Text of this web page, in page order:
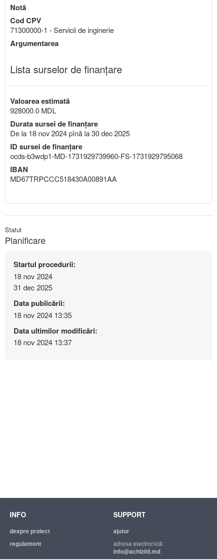
Notă
Cod CPV
71300000-1 - Servicii de inginerie
Argumentarea
Lista surselor de finanțare
Valoarea estimată
928000.0 MDL
Durata sursei de finanțare
De la 18 nov 2024 pînă la 30 dec 2025
ID sursei de finanțare
ocds-b3wdp1-MD-1731929739960-FS-1731929795068
IBAN
MD67TRPCCC518430A00891AA
Statut
Planificare
Startul procedurii:
18 nov 2024
31 dec 2025
Data publicării:
18 nov 2024 13:35
Data ultimilor modificări:
18 nov 2024 13:37
INFO
despre proiect
regulament
SUPPORT
ajutor
adresa electronică:
info@achizitii.md